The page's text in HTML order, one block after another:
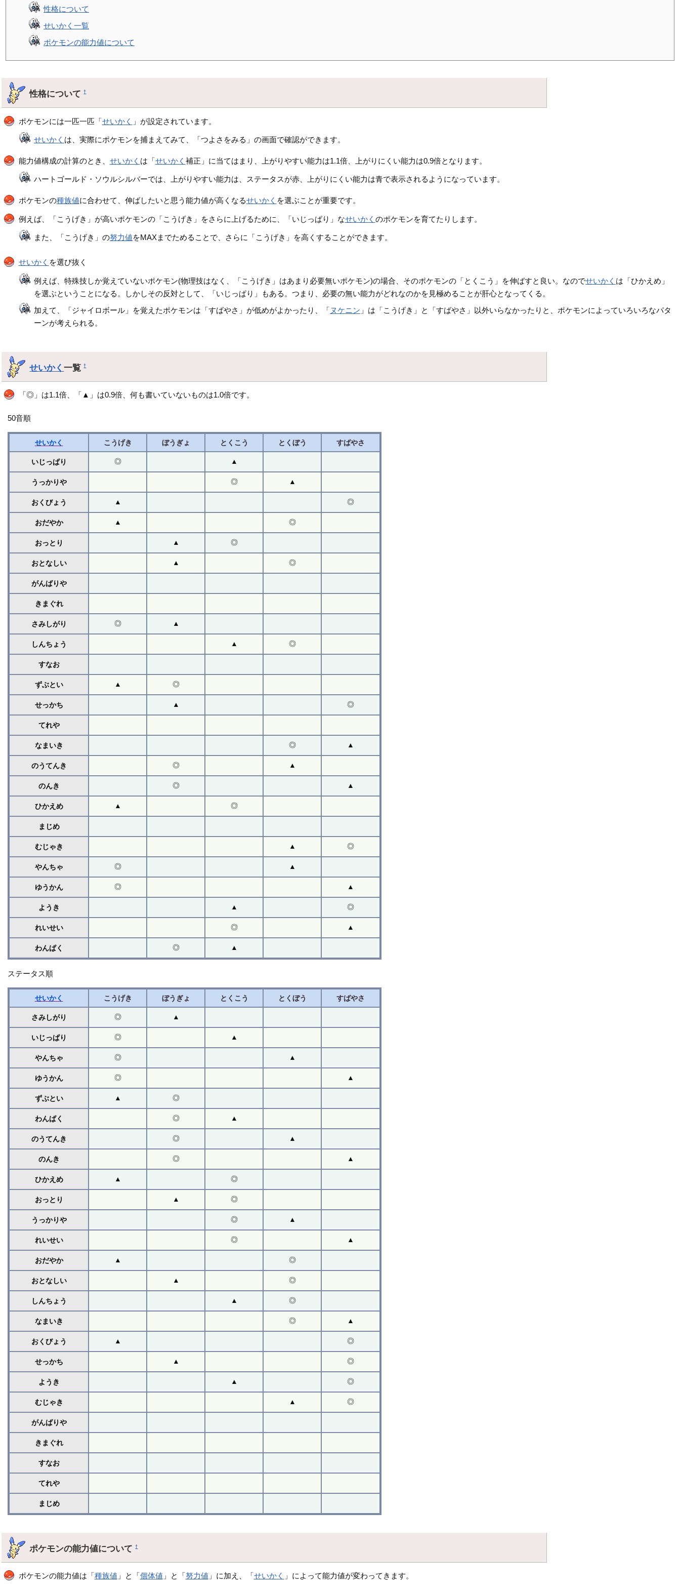
性格について
せいかく一覧
ポケモンの能力値について
性格について†
ポケモンには一匹一匹「せいかく 」が設定されています。
せいかく は、実際にポケモンを捕まえてみて、「つよさをみる」の画面で確認ができます。
能力値構成の計算のとき、 せいかく は「せいかく 補正」に当てはまり、上がりやすい能力は1.1倍、上がりにくい能力は0.9倍となります。
ハートゴールド・ソウルシルバーでは、上がりやすい能力は、ステータスが赤、上がりにくい能力は青で表示されるようになっています。
ポケモンの種族値に合わせて、伸ばしたいと思う能力値が高くなるせいかく を選ぶことが重要です。
例えば、「こうげき」が高いポケモンの「こうげき」をさらに上げるために、「いじっぱり」なせいかく のポケモンを育てたりします。
また、「こうげき」の努力値をMAXまでためることで、さらに「こうげき」を高くすることができます。
せいかく を選び抜く
例えば、特殊技しか覚えていないポケモン(物理技はなく、「こうげき」はあまり必要無いポケモン)の場合、そのポケモンの「とくこう」を伸ばすと良い。なのでせいかく は「ひかえめ」
を選ぶということになる。しかしその反対として、「いじっぱり」もある。つまり、必要の無い能力がどれなのかを見極めることが肝心となってくる。
加えて、「ジャイロボール」を覚えたポケモンは「すばやさ」が低めがよかったり、「 ヌケニン 」は「こうげき」と「すばやさ」以外いらなかったりと、ポケモンによっていろいろなパタ
ーンが考えられる。
せいかく一覧†
「◎」は1.1倍、「▲」は0.9倍、何も書いていないものは1.0倍です。
50音順
せいかく こうげき ぼうぎょ とくこう とくぼう すばやさ
いじっぱり ◎ ▲
うっかりや ◎ ▲
おくびょう ▲ ◎
おだやか ▲ ◎
おっとり ▲ ◎
おとなしい ▲ ◎
がんばりや
きまぐれ
さみしがり ◎ ▲
しんちょう ▲ ◎
すなお
ずぶとい ▲ ◎
せっかち ▲ ◎
てれや
なまいき ◎ ▲
のうてんき ◎ ▲
のんき ◎ ▲
ひかえめ ▲ ◎
まじめ
むじゃき ▲ ◎
やんちゃ ◎ ▲
ゆうかん ◎ ▲
ようき ▲ ◎
れいせい ◎ ▲
わんぱく ◎ ▲
ステータス順
せいかく こうげき ぼうぎょ とくこう とくぼう すばやさ
さみしがり ◎ ▲
いじっぱり ◎ ▲
やんちゃ ◎ ▲
ゆうかん ◎ ▲
ずぶとい ▲ ◎
わんぱく ◎ ▲
のうてんき ◎ ▲
のんき ◎ ▲
ひかえめ ▲ ◎
おっとり ▲ ◎
うっかりや ◎ ▲
れいせい ◎ ▲
おだやか ▲ ◎
おとなしい ▲ ◎
しんちょう ▲ ◎
なまいき ◎ ▲
おくびょう ▲ ◎
せっかち ▲ ◎
ようき ▲ ◎
むじゃき ▲ ◎
がんばりや
きまぐれ
すなお
てれや
まじめ
ポケモンの能力値について†
ポケモンの能力値は「種族値 」と「個体値 」と「努力値 」に加え、「せいかく 」によって能力値が変わってきます。